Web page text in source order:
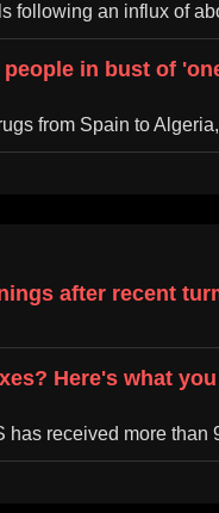
following an influx of
in bust of
from Spain to
after recent
Here's what
has received more